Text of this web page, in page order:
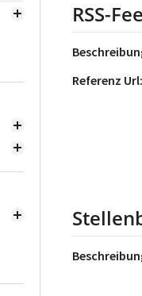
RSS-
Referenz Url